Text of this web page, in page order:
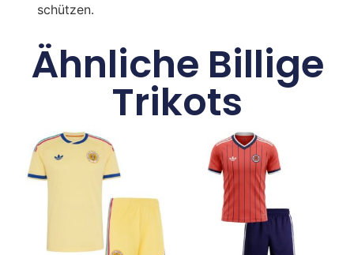
schützen.
Ähnliche Billige
Trikots